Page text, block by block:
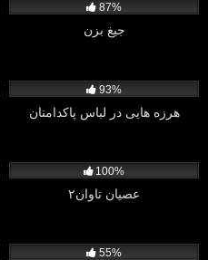
87%
جیغ بزن
93%
هرزه هایی در لباس پاکدامنان
100%
عصيان تاوان٢
55%